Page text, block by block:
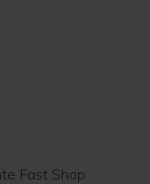
Fast Shop